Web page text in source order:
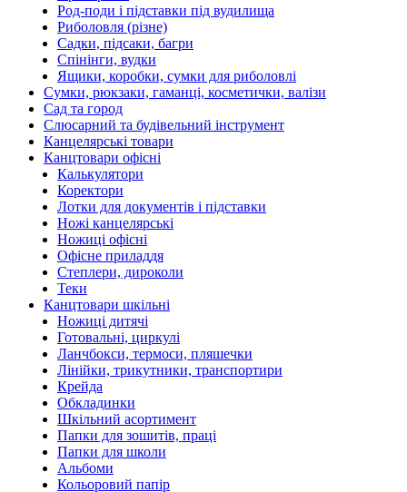
Род-поди і підставки під вудилища
Риболовля (різне)
Садки, підсаки, багри
Спінінги, вудки
Ящики, коробки, сумки для риболовлі
Сумки, рюкзаки, гаманці, косметички, валізи
Сад та город
Слюсарний та будівельний інструмент
Канцелярські товари
Канцтовари офісні
Калькулятори
Коректори
Лотки для документів і підставки
Ножі канцелярські
Ножиці офісні
Офісне приладдя
Степлери, дироколи
Теки
Канцтовари шкільні
Ножиці дитячі
Готовальні, циркулі
Ланчбокси, термоси, пляшечки
Лінійки, трикутники, транспортири
Крейда
Обкладинки
Шкільний асортимент
Папки для зошитів, праці
Папки для школи
Альбоми
Кольоровий папір